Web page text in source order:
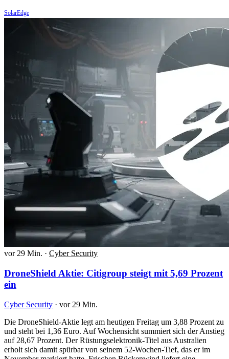
SolarEdge
vor 29 Min. · Cyber Security
DroneShield Aktie: Citigroup steigt mit 5,69 Prozent
ein
Cyber Security · vor 29 Min.
Die DroneShield-Aktie legt am heutigen Freitag um 3,88 Prozent zu
und steht bei 1,36 Euro. Auf Wochensicht summiert sich der Anstieg
auf 28,67 Prozent. Der Rüstungselektronik-Titel aus Australien
erholt sich damit spürbar von seinem 52-Wochen-Tief, das er im